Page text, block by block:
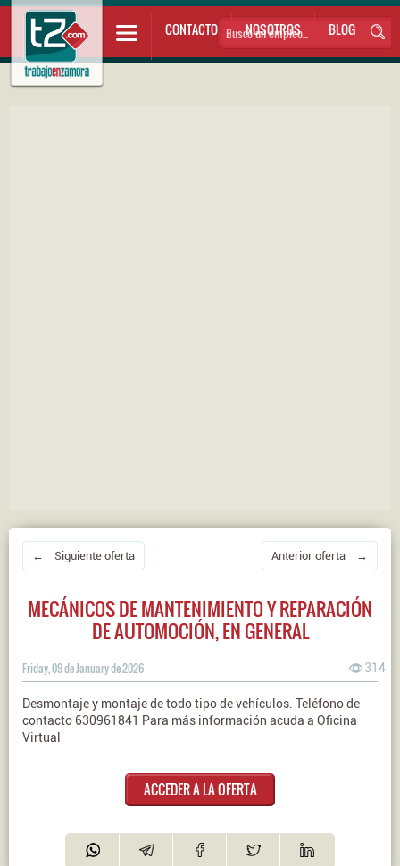
CONTACTO NOSOTROS BLOG
← Siguiente oferta Anterior oferta →
MECÁNICOS DE MANTENIMIENTO Y REPARACIÓN
DE AUTOMOCIÓN, EN GENERAL
Friday, 09 de January de 2026 314
Desmontaje y montaje de todo tipo de vehículos. Teléfono de
contacto 630961841 Para más información acuda a Oficina
Virtual
ACCEDER A LA OFERTA